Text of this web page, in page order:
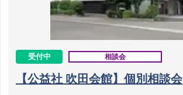
受付中 相談会
【公益社 吹田会館】個別相談会